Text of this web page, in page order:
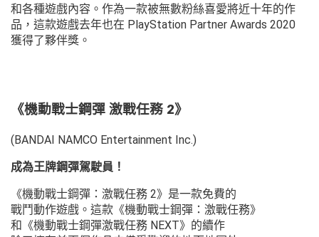
和各種遊戲內容。作為一款被無數粉絲喜愛將近十年的作
品，這款遊戲去年也在 PlayStation Partner Awards 2020
獲得了夥伴獎。
《機動戰士鋼彈 激戰任務 2》
(BANDAI NAMCO Entertainment Inc.)
成為王牌鋼彈駕駛員！
《機動戰士鋼彈：激戰任務 2》是一款免費的
戰鬥動作遊戲。這款《機動戰士鋼彈：激戰任務》
和《機動戰士鋼彈激戰任務 NEXT》的續作